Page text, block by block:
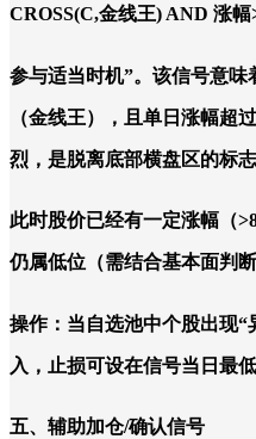
CROSS(C,金线王) AND 涨幅
参与适当时机”。该信号意
（金线王），且单日涨幅超
烈，是脱离底部横盘区的标志
此时股价已经有一定涨幅（
仍属低位（需结合基本面判
操作：当自选池中个股出现
入，止损可设在信号当日最低
五、辅助加仓/确认信号